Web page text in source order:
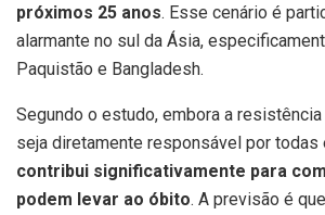
próximos 25 anos. Esse cenário é
alarmante no sul da Ásia,
Paquistão e Bangladesh.
Segundo o estudo, embora a
seja diretamente responsável por
contribui significativamente para
podem levar ao óbito. A previsão é